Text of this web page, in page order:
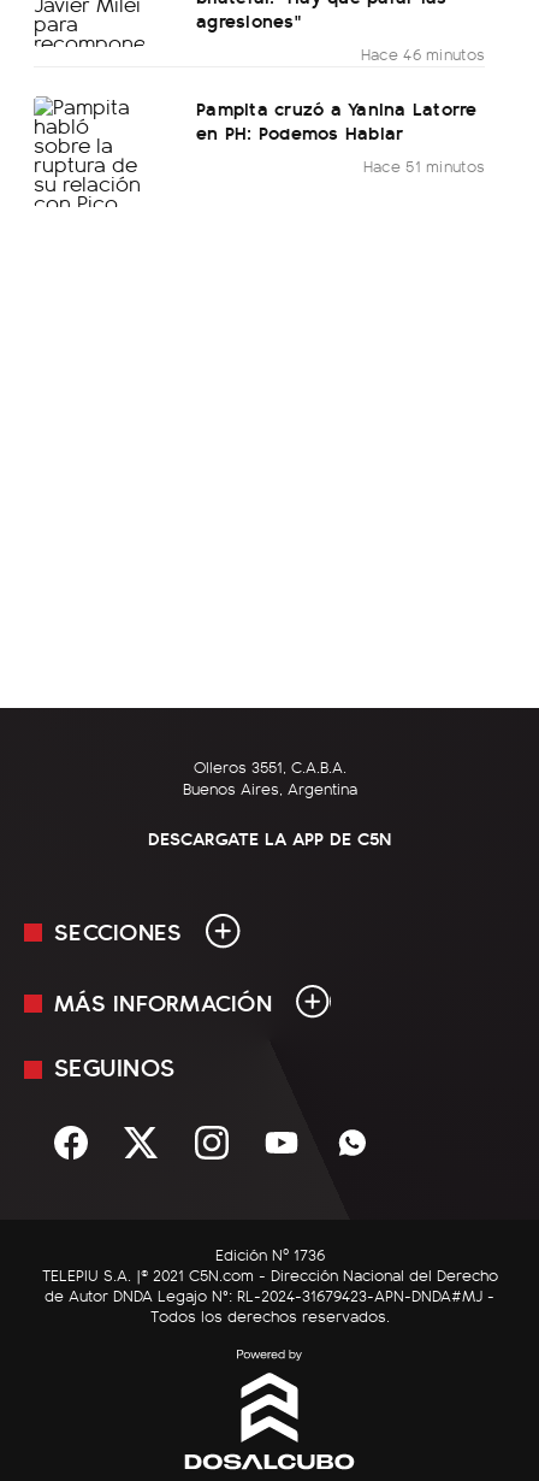
agresiones"
Hace 46 minutos
Pampita cruzó a Yanina Latorre
en PH: Podemos Hablar
Hace 51 minutos
Olleros 3551, C.A.B.A.
Buenos Aires, Argentina
DESCARGATE LA APP DE C5N
SECCIONES
En Vivo
Sociedad
C5N Autos
RatingCero
MÁS INFORMACIÓN
Mediakit
Términos y condiciones
SEGUINOS
Edición Nº 1736
TELEPIU S.A. |© 2021 C5N.com - Dirección Nacional del Derecho
de Autor DNDA Legajo N°: RL-2024-31679423-APN-DNDA#MJ -
Todos los derechos reservados.